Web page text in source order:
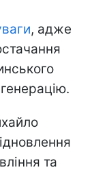
, адже
та